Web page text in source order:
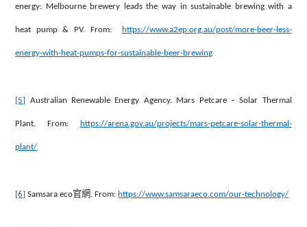
energy: Melbourne brewery leads the way in sustainable brewing with a
heat pump & PV. From: https://www.a2ep.org.au/post/more-beer-less-
energy-with-heat-pumps-for-sustainable-beer-brewing
[5] Australian Renewable Energy Agency. Mars Petcare – Solar Thermal
Plant. From: https://arena.gov.au/projects/mars-petcare-solar-thermal-
plant/
[6] Samsara eco官網. From: https://www.samsaraeco.com/our-technology/